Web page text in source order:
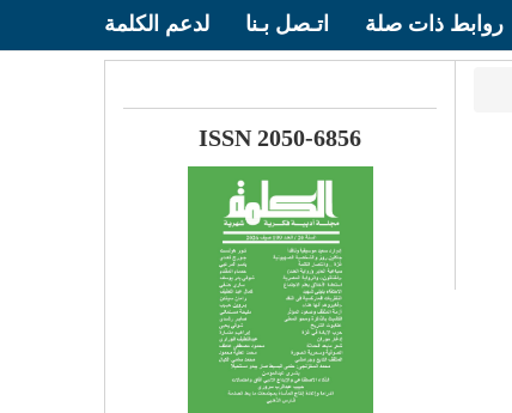
روابط ذات صلة اتـصل بـنا لدعم الكلمة
ISSN 2050-6856